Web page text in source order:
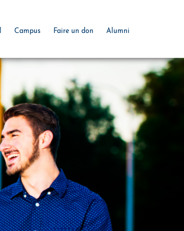
Campus Faire un don Alumni